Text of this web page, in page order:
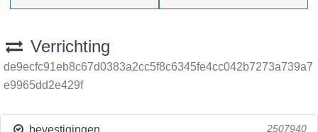
Verrichting
de9ecfc91eb8c67d0383a2cc5f8c6345fe4cc042b7273a739a7
e9965dd2e429f
bevestigingen 2507940